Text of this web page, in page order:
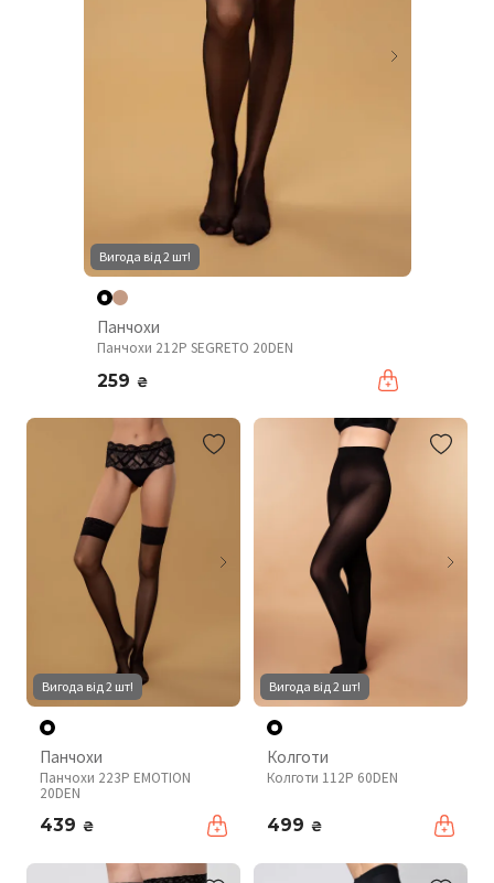
Вигода від 2 шт!
Панчохи
Панчохи 212P SEGRETO 20DEN
259 ₴
Вигода від 2 шт!
Панчохи
Панчохи 223P EMOTION
20DEN
439 ₴
Вигода від 2 шт!
Колготи
Колготи 112P 60DEN
499 ₴